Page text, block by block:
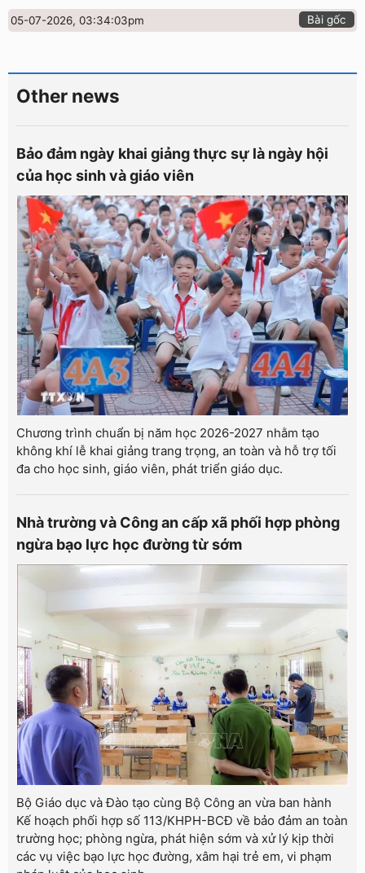
05-07-2026, 03:34:03pm Bài gốc
Other news
Bảo đảm ngày khai giảng thực sự là ngày hội
của học sinh và giáo viên
Chương trình chuẩn bị năm học 2026-2027 nhằm tạo
không khí lễ khai giảng trang trọng, an toàn và hỗ trợ tối
đa cho học sinh, giáo viên, phát triển giáo dục.
Nhà trường và Công an cấp xã phối hợp phòng
ngừa bạo lực học đường từ sớm
Bộ Giáo dục và Đào tạo cùng Bộ Công an vừa ban hành
Kế hoạch phối hợp số 113/KHPH-BCĐ về bảo đảm an toàn
trường học; phòng ngừa, phát hiện sớm và xử lý kịp thời
các vụ việc bạo lực học đường, xâm hại trẻ em, vi phạm